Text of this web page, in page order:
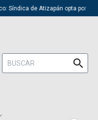
Síndica de Atizapán opta por el
Buscar: